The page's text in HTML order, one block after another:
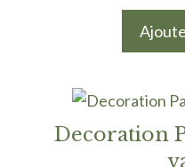
Decoration
produit